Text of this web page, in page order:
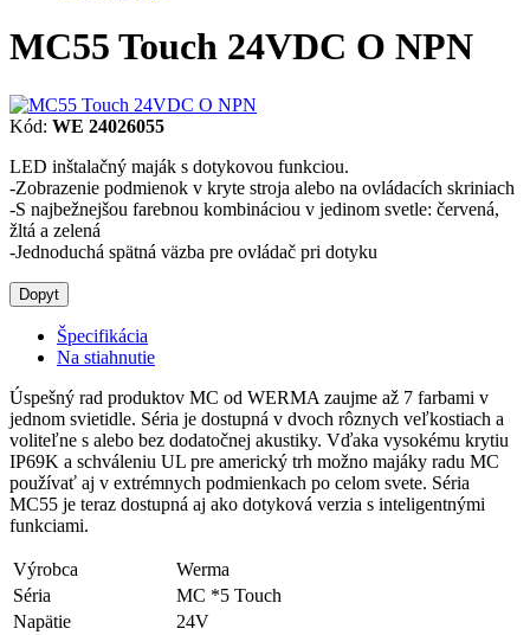
MC55 Touch 24VDC O NPN
Kód: WE 24026055
LED inštalačný maják s dotykovou funkciou.
-Zobrazenie podmienok v kryte stroja alebo na ovládacích skriniach
-S najbežnejšou farebnou kombináciou v jedinom svetle: červená,
žltá a zelená
-Jednoduchá spätná väzba pre ovládač pri dotyku
Dopyt
Špecifikácia
Na stiahnutie
Úspešný rad produktov MC od WERMA zaujme až 7 farbami v
jednom svietidle. Séria je dostupná v dvoch rôznych veľkostiach a
voliteľne s alebo bez dodatočnej akustiky. Vďaka vysokému krytiu
IP69K a schváleniu UL pre americký trh možno majáky radu MC
používať aj v extrémnych podmienkach po celom svete. Séria
MC55 je teraz dostupná aj ako dotyková verzia s inteligentnými
funkciami.
Výrobca
Werma
Séria
MC *5 Touch
Napätie
24V